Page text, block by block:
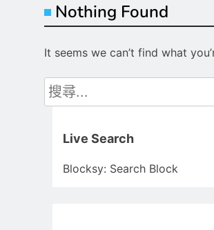
Nothing Found
It seems we can’t find what
搜
尋
Live Search
Blocksy: Search Block